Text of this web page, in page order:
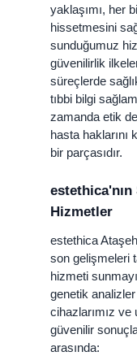
yaklaşımı, her
hissetmesini
sunduğumuz
güvenilirlik
süreçlerde
tıbbi bilgi
zamanda etik
hasta haklarını
bir parçasıdır.
Hizmetler
estethica
son gelişmeleri
hizmeti
genetik
cihazlarımız ve
güvenilir
arasında: